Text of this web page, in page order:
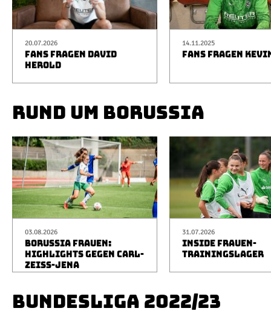
20.07.2026
FANS FRAGEN DAVID
HEROLD
14.11.2025
FANS FRAGEN
RUND UM BORUSSIA
03.08.2026
BORUSSIA FRAUEN:
HIGHLIGHTS GEGEN CARL-
ZEISS-JENA
31.07.2026
INSIDE FRAUEN-
TRAININGSLAGER
BUNDESLIGA 2022/23